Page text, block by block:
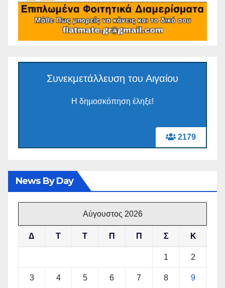
2179
Συνεκμετάλλευση του Αιγαίου
Η δημοσκόπηση έληξε!
News By Day
Αύγουστος 2026
Δ Τ Τ Π Π Σ Κ
1 2
3 4 5 6 7 8 9